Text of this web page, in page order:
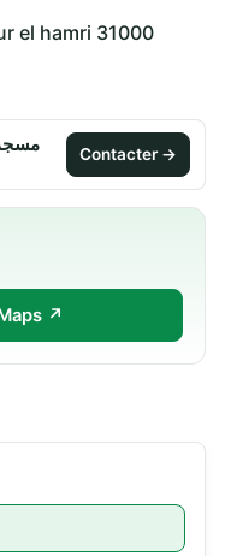
el hamri 31000
Contacter →
↗